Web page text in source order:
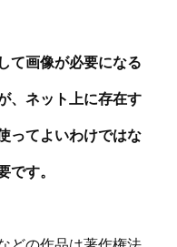
て画像が必要になる
、ネット上に存在す
ってよいわけではな
です。